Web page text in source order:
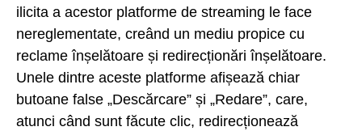
ilicita a acestor platforme de streaming le face
nereglementate, creând un mediu propice cu
reclame înșelătoare și redirecționări înșelătoare.
Unele dintre aceste platforme afișează chiar
butoane false „Descărcare” și „Redare”, care,
atunci când sunt făcute clic, redirecționează